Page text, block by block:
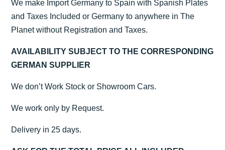
We make Import Germany to Spain with Spanish Plates
and Taxes Included or Germany to anywhere in The
Planet without Registration and Taxes.
AVAILABILITY SUBJECT TO THE CORRESPONDING
GERMAN SUPPLIER
We don’t Work Stock or Showroom Cars.
We work only by Request.
Delivery in 25 days.